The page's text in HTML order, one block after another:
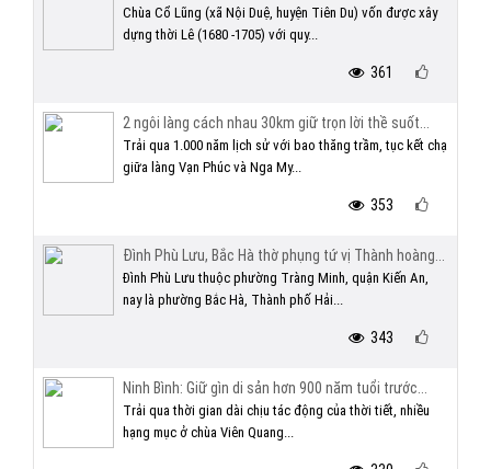
Chùa Cổ Lũng (xã Nội Duệ, huyện Tiên Du) vốn được xây
dựng thời Lê (1680 -1705) với quy...
361
2 ngôi làng cách nhau 30km giữ trọn lời thề suốt...
Trải qua 1.000 năm lịch sử với bao thăng trầm, tục kết chạ
giữa làng Vạn Phúc và Nga My...
353
Đình Phù Lưu, Bắc Hà thờ phụng tứ vị Thành hoàng...
Đình Phù Lưu thuộc phường Tràng Minh, quận Kiến An,
nay là phường Bắc Hà, Thành phố Hải...
343
Ninh Bình: Giữ gìn di sản hơn 900 năm tuổi trước...
Trải qua thời gian dài chịu tác động của thời tiết, nhiều
hạng mục ở chùa Viên Quang...